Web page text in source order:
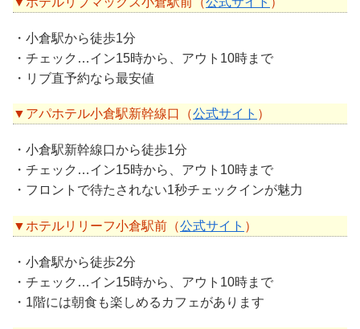
・小倉駅から徒歩1分
・チェック…イン15時から、アウト10時まで
・リブ直予約なら最安値
▼アパホテル小倉駅新幹線口（公式サイト ）
・小倉駅新幹線口から徒歩1分
・チェック…イン15時から、アウト10時まで
・フロントで待たされない1秒チェックインが魅力
▼ホテルリリーフ小倉駅前（公式サイト ）
・小倉駅から徒歩2分
・チェック…イン15時から、アウト10時まで
・1階には朝食も楽しめるカフェがあります